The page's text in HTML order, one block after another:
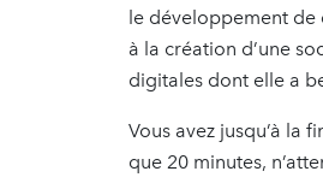
le développement de
à la création d’une
digitales dont elle a
Vous avez jusqu’à la
que 20 minutes,